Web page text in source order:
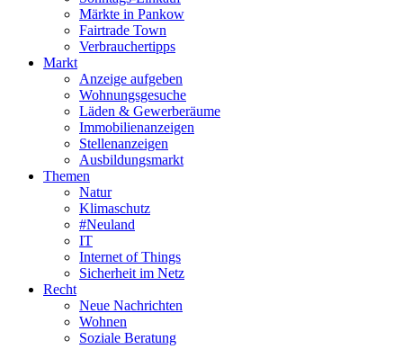
Märkte in Pankow
Fairtrade Town
Verbrauchertipps
Markt
Anzeige aufgeben
Wohnungsgesuche
Läden & Gewerberäume
Immobilienanzeigen
Stellenanzeigen
Ausbildungsmarkt
Themen
Natur
Klimaschutz
#Neuland
IT
Internet of Things
Sicherheit im Netz
Recht
Neue Nachrichten
Wohnen
Soziale Beratung